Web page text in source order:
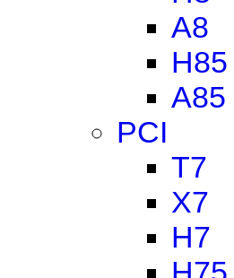
A8
H85
A85
PCI
T7
X7
H7